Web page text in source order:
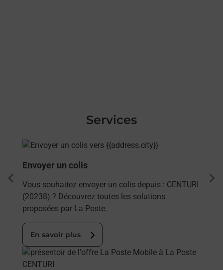
Services
En savoir plus
Envoyer un colis
Vous souhaitez envoyer un colis depuis : CENTURI
(20238) ? Découvrez toutes les solutions
proposées par La Poste.
En savoir plus
En savoir plus